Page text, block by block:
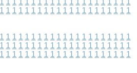
1 1 1 1 1 1 1 1 1 1 1 1 1 1 1 1 1 1 1 1 1
1 1 1 1 1 1 1 1 1 1 1 1 1 1 1 1 1 1 1 1 1
1 1 1 1 1 1 1 1 1 1 1 1 1 1 1 1 1 1 1 1 1
1 1 1 1 1 1 1 1 1 1 1 1 1 1 1 1 1 1 1 1 1